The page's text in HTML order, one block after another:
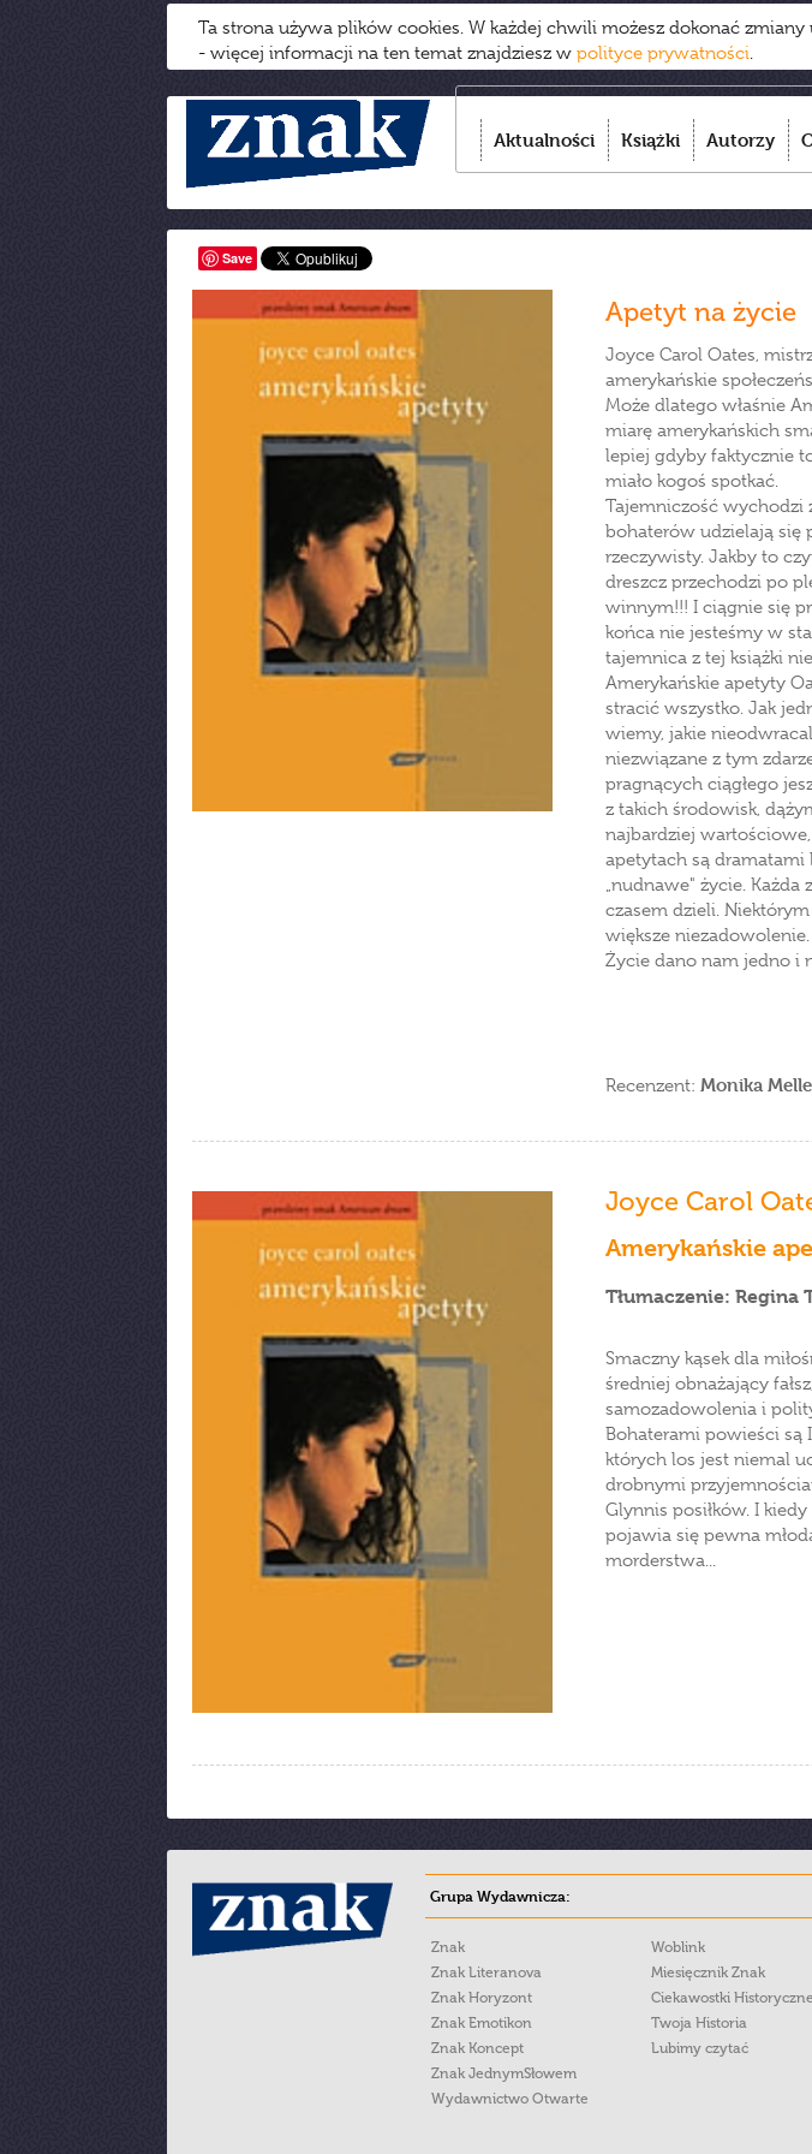
Ta strona używa plików cookies. W każdej chwili możesz dokonać
- więcej informacji na ten temat znajdziesz w polityce prywatności.
Aktualności Książki Autorzy
Save
Apetyt na życie
Joyce Carol Oates,
amerykańskie
Może dlatego właśnie
miarę amerykańskich
lepiej gdyby faktycznie
miało kogoś spotkać.
Tajemniczość wychodzi
bohaterów udzielają się
rzeczywisty. Jakby to
dreszcz przechodzi po
winnym!!! I ciągnie się
końca nie jesteśmy w
tajemnica z tej książki
Amerykańskie apetyty
stracić wszystko. Jak
wiemy, jakie
niezwiązane z tym
pragnących ciągłego
z takich środowisk,
najbardziej
apetytach są dramatami
„nudnawe" życie. Każda
czasem dzieli.
większe niezadowolenie.
Życie dano nam jedno i
Recenzent: Monika
Joyce Carol
Amerykańskie
Tłumaczenie: Regina
Smaczny kąsek dla
średniej obnażający
samozadowolenia i
Bohaterami powieści są
których los jest niemal
drobnymi
Glynnis posiłków. I
pojawia się pewna
morderstwa...
Grupa Wydawnicza:
Znak
Znak Literanova
Znak Horyzont
Znak Emotikon
Znak Koncept
Znak JednymSłowem
Wydawnictwo Otwarte
Woblink
Miesięcznik Znak
Ciekawostki Historyczne
Twoja Historia
Lubimy czytać